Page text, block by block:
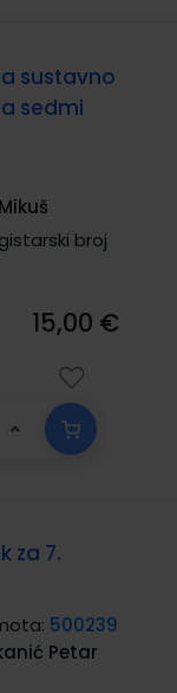
sustavno
sedmi
broj
15,00 €
za 7.
500239
Petar